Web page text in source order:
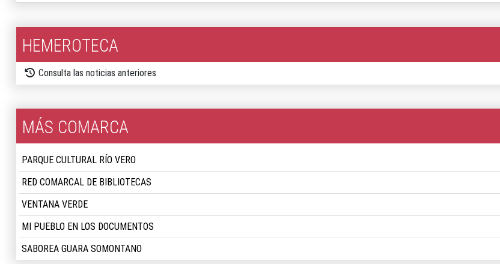
HEMEROTECA
Consulta las noticias anteriores
MÁS COMARCA
PARQUE CULTURAL RÍO VERO
RED COMARCAL DE BIBLIOTECAS
VENTANA VERDE
MI PUEBLO EN LOS DOCUMENTOS
SABOREA GUARA SOMONTANO